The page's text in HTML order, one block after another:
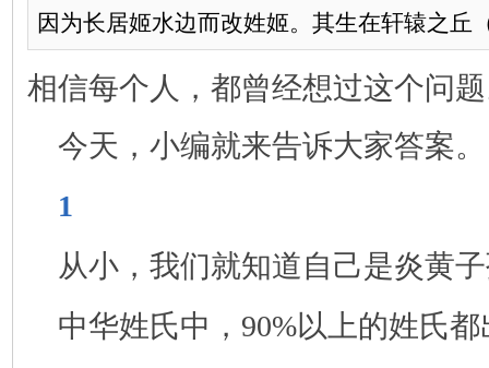
因为长居姬水边而改姓姬。其生在轩辕之丘
相信每个人，都曾经想过这个问
今天，小编就来告诉大家答案。
1
从小，我们就知道自己是炎黄
中华姓氏中，90%以上的姓氏